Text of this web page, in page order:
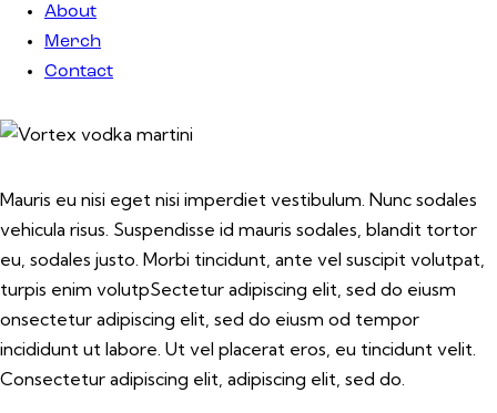
About
Merch
Contact$9
Mauris eu nisi eget nisi imperdiet vestibulum. Nunc sodales
vehicula risus. Suspendisse id mauris sodales, blandit tortor
eu, sodales justo. Morbi tincidunt, ante vel suscipit volutpat,
turpis enim volutpSectetur adipiscing elit, sed do eiusm
onsectetur adipiscing elit, sed do eiusm od tempor
incididunt ut labore. Ut vel placerat eros, eu tincidunt velit.
Consectetur adipiscing elit, adipiscing elit, sed do.